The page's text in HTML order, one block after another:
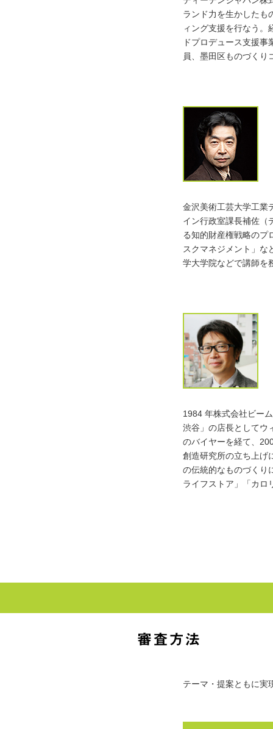
ランド力を生かしたも
ィング支援を行なう。
ドプロデュース支援
員、墨田区ものづくり
金沢美術工芸大学工業
イン行政室課長補佐（
る知的財産権戦略のプ
スクマネジメント」な
学大学院などで講師を
1984 年株式会社ビー
渋谷」の店長としてウ
のバイヤーを経て、
創造研究所の立ち上げ
の伝統的なものづくり
ライフストア」「カロ
テーマ・提案ともに実